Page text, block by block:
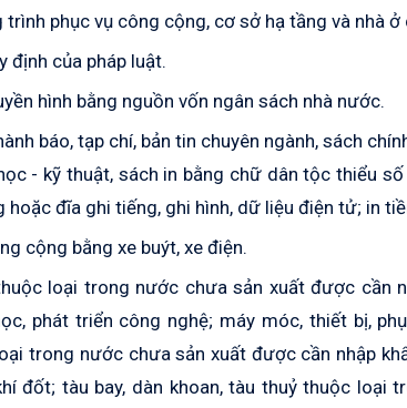
trình phục vụ công cộng, cơ sở hạ tầng và nhà
định của pháp luật.
hình bằng nguồn vốn ngân sách nhà nước.
báo, tạp chí, bản tin chuyên ngành, sách
- kỹ thuật, sách in bằng chữ dân tộc thiểu
đĩa ghi tiếng, ghi hình, dữ liệu điện tử; in
cộng bằng xe buýt, xe điện.
loại trong nước chưa sản xuất được cần
phát triển công nghệ; máy móc, thiết bị,
trong nước chưa sản xuất được cần nhập
đốt; tàu bay, dàn khoan, tàu thuỷ thuộc loại